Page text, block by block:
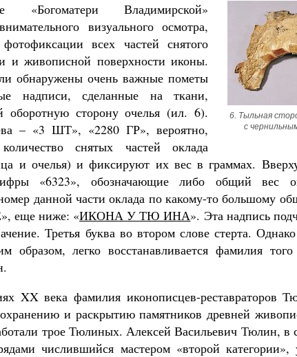
6. Тыльная
с
«Богоматери Владимирской»
визуального осмотра,
всех частей снятого
и живописной поверхности иконы.
обнаружены очень важные пометы
надписи, сделанные на ткани,
оборотную сторону очелья (ил. 6).
– «3 ШТ», «2280 ГР», вероятно,
снятых частей оклада
и очелья) и фиксируют их вес в граммах.
«6323», обозначающие либо общий вес
данной части оклада по какому-то большому
еще ниже: «ИКОНА У ТЮ ИНА». Эта надпись
Третья буква во втором слове стерта.
образом, легко восстанавливается фамилия
XX века фамилия иконописцев-реставраторов
и раскрытию памятников древней
трое Тюлиных. Алексей Васильевич Тюлин, в
числившийся мастером «второй